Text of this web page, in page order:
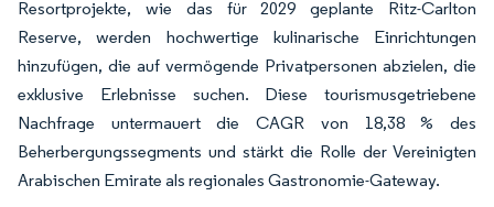
Resortprojekte, wie das für 2029 geplante Ritz-Carlton
Reserve, werden hochwertige kulinarische Einrichtungen
hinzufügen, die auf vermögende Privatpersonen abzielen, die
exklusive Erlebnisse suchen. Diese tourismusgetriebene
Nachfrage untermauert die CAGR von 18,38 % des
Beherbergungssegments und stärkt die Rolle der Vereinigten
Arabischen Emirate als regionales Gastronomie-Gateway.